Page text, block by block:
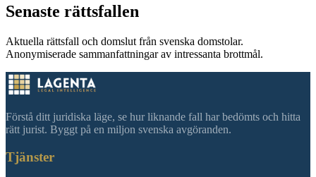
Senaste rättsfallen
Aktuella rättsfall och domslut från svenska domstolar.
Anonymiserade sammanfattningar av intressanta brottmål.
Förstå ditt juridiska läge, se hur liknande fall har bedömts och hitta
rätt jurist. Byggt på en miljon svenska avgöranden.
Tjänster